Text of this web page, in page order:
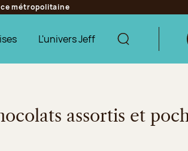
métropolitaine
L'univers Jeff Afficher la
assortis et